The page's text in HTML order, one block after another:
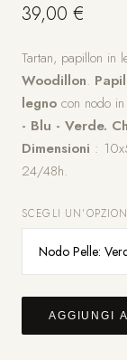
39,00 €
Tartan, papillon in
Woodillon.
legno con nodo
- Blu - Verde.
Dimensioni :
24/48h.
SCEGLI
AGGIUNGI